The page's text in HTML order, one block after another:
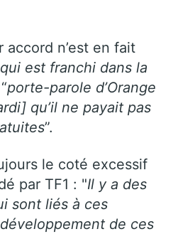
n’est en fait
est franchi dans la
porte-parole d’Orange
qu’il ne payait pas
”.
le coté excessif
par TF1 : "Il y a des
sont liés à ces
de ces